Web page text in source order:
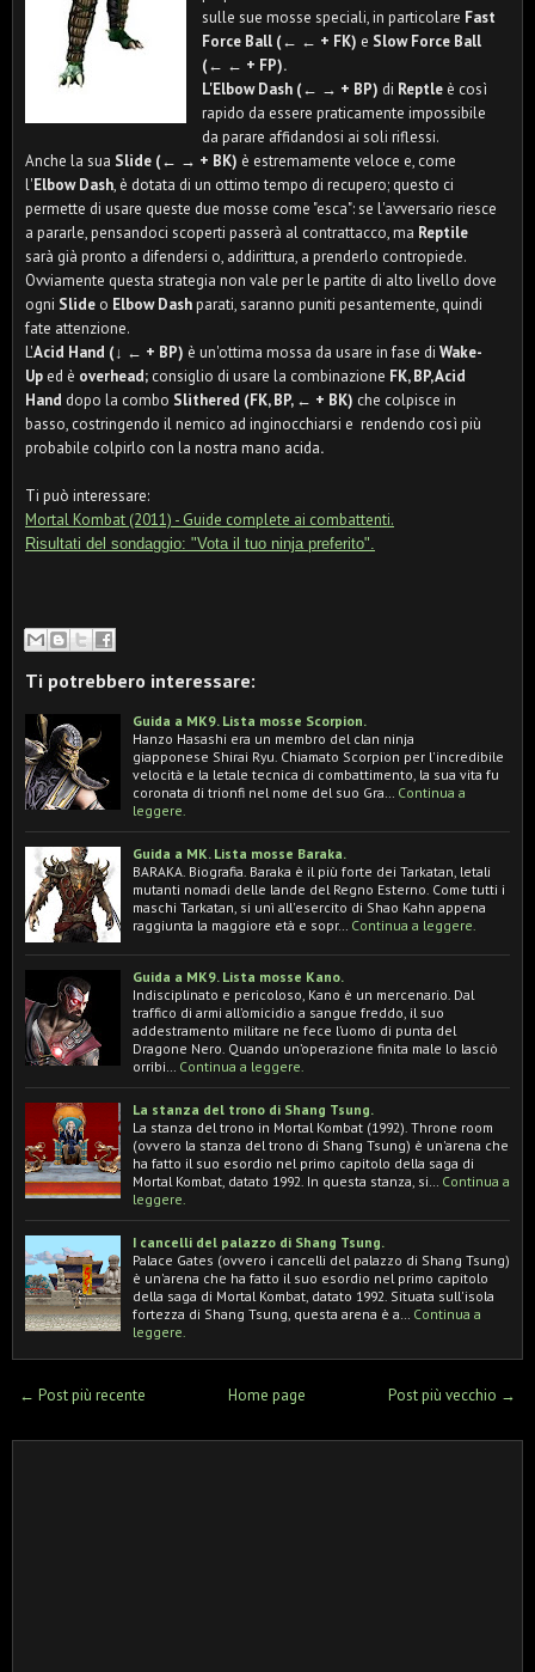
sulle sue mosse speciali, in particolare Fast
Force Ball (← ← + FK) e Slow Force Ball
(← ← + FP).
L'Elbow Dash (← → + BP) di Reptle è così
rapido da essere praticamente impossibile
da parare affidandosi ai soli riflessi.
Anche la sua Slide (← → + BK) è estremamente veloce e, come
l'Elbow Dash, è dotata di un ottimo tempo di recupero; questo ci
permette di usare queste due mosse come "esca": se l'avversario riesce
a pararle, pensandoci scoperti passerà al contrattacco, ma Reptile
sarà già pronto a difendersi o, addirittura, a prenderlo contropiede.
Ovviamente questa strategia non vale per le partite di alto livello dove
ogni Slide o Elbow Dashparati, saranno puniti pesantemente, quindi
fate attenzione.
L'Acid Hand (↓ ← + BP) è un'ottima mossa da usare in fase di Wake-
Up ed è overhead; consiglio di usare la combinazione FK, BP, Acid
Hand dopo la combo Slithered (FK, BP, ← + BK) che colpisce in
basso, costringendo il nemico ad inginocchiarsi e rendendo così più
probabile colpirlo con la nostra mano acida.
Ti può interessare:
Mortal Kombat (2011) - Guide complete ai combattenti.
Risultati del sondaggio: "Vota il tuo ninja preferito".
Ti potrebbero interessare:
Guida a MK9. Lista mosse Scorpion.
Hanzo Hasashi era un membro del clan ninja
giapponese Shirai Ryu. Chiamato Scorpion per l'incredibile
velocità e la letale tecnica di combattimento, la sua vita fu
coronata di trionfi nel nome del suo Gra…
Continua a
leggere.
Guida a MK. Lista mosse Baraka.
BARAKA. Biografia. Baraka è il più forte dei Tarkatan, letali
mutanti nomadi delle lande del Regno Esterno. Come tutti i
maschi Tarkatan, si unì all'esercito di Shao Kahn appena
raggiunta la maggiore età e sopr…
Continua a leggere.
Guida a MK9. Lista mosse Kano.
Indisciplinato e pericoloso, Kano è un mercenario. Dal
traffico di armi all’omicidio a sangue freddo, il suo
addestramento militare ne fece l’uomo di punta del
Dragone Nero. Quando un’operazione finita male lo lasciò
orribi…
Continua a leggere.
La stanza del trono di Shang Tsung.
La stanza del trono in Mortal Kombat (1992). Throne room
(ovvero la stanza del trono di Shang Tsung) è un'arena che
ha fatto il suo esordio nel primo capitolo della saga di
Mortal Kombat, datato 1992. In questa stanza, si…
Continua a
leggere.
I cancelli del palazzo di Shang Tsung.
Palace Gates (ovvero i cancelli del palazzo di Shang Tsung)
è un'arena che ha fatto il suo esordio nel primo capitolo
della saga di Mortal Kombat, datato 1992. Situata sull'isola
fortezza di Shang Tsung, questa arena è a…
Continua a
leggere.
← Post più recente Post più vecchio →
Home page